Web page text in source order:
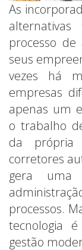
As
processo
seus
vezes há
empresas
apenas um
o trabalho
da própria
corretores
gera uma
processos.
tecnologia
gestão